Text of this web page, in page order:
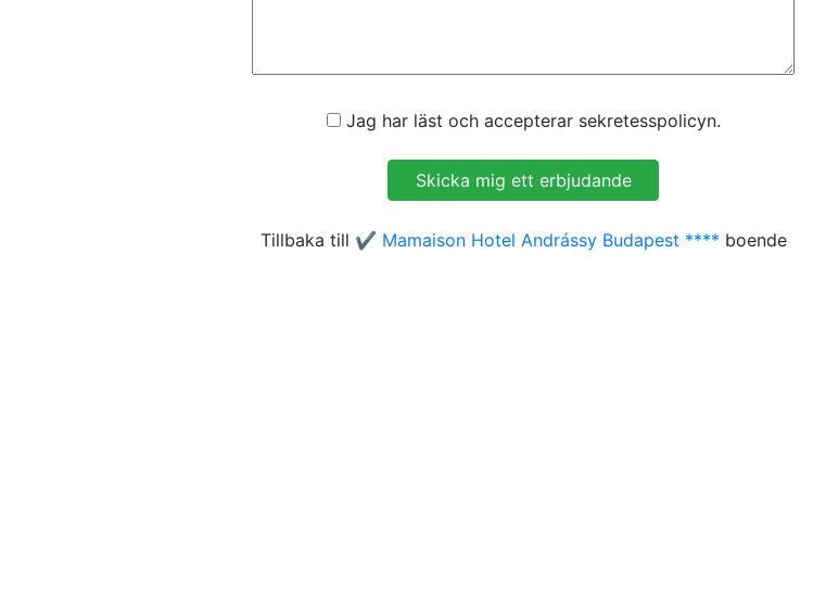
Jag har läst och accepterar sekretesspolicyn.
Tillbaka till ✔️ Mamaison Hotel Andrássy Budapest **** boende